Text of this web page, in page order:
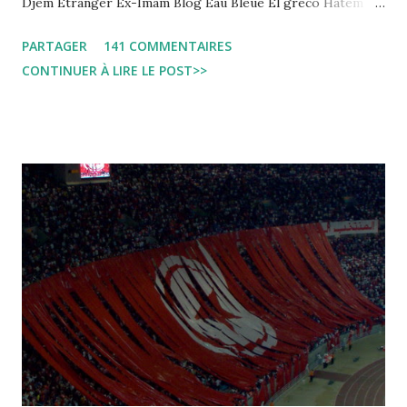
Leila fi amarikia Little Sarah American girl Massir mots a
dire Mouch ex Mazzika Tun...
PARTAGER
141 COMMENTAIRES
CONTINUER À LIRE LE POST>>